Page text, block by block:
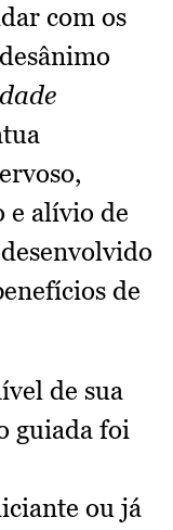
com os
e alívio de
de
de sua
guiada foi
ou já